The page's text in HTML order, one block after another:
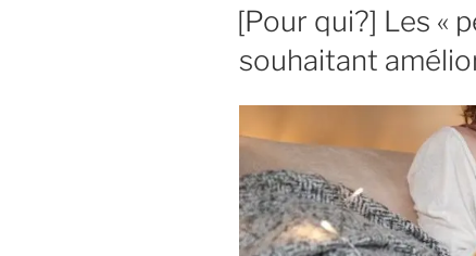
LE
[Pour qui?] Les «
souhaitant